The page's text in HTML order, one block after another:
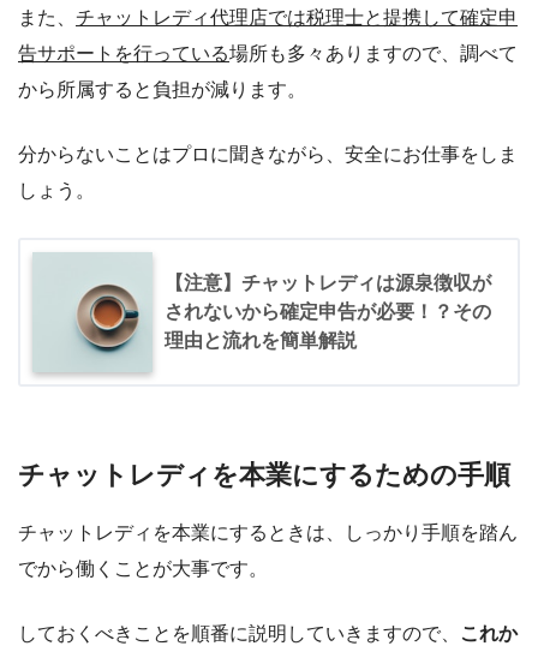
また、 チャットレディ代理店では税理士と提携して確定申
告サポート を行っている場所も多々ありますので、調べて
から所属すると負担が減ります。
分からないことはプロに聞きながら、安全にお仕事をしま
しょう。
【注意】チャットレディは源泉徴収が
されないから確定申告が必要！？その
理由と流れを簡単解説
チャットレディを本業にするための手順
チャットレディを本業にするときは、しっかり手順を踏ん
でから働くことが大事です。
しておくべきことを順番に説明していきますので、
これか